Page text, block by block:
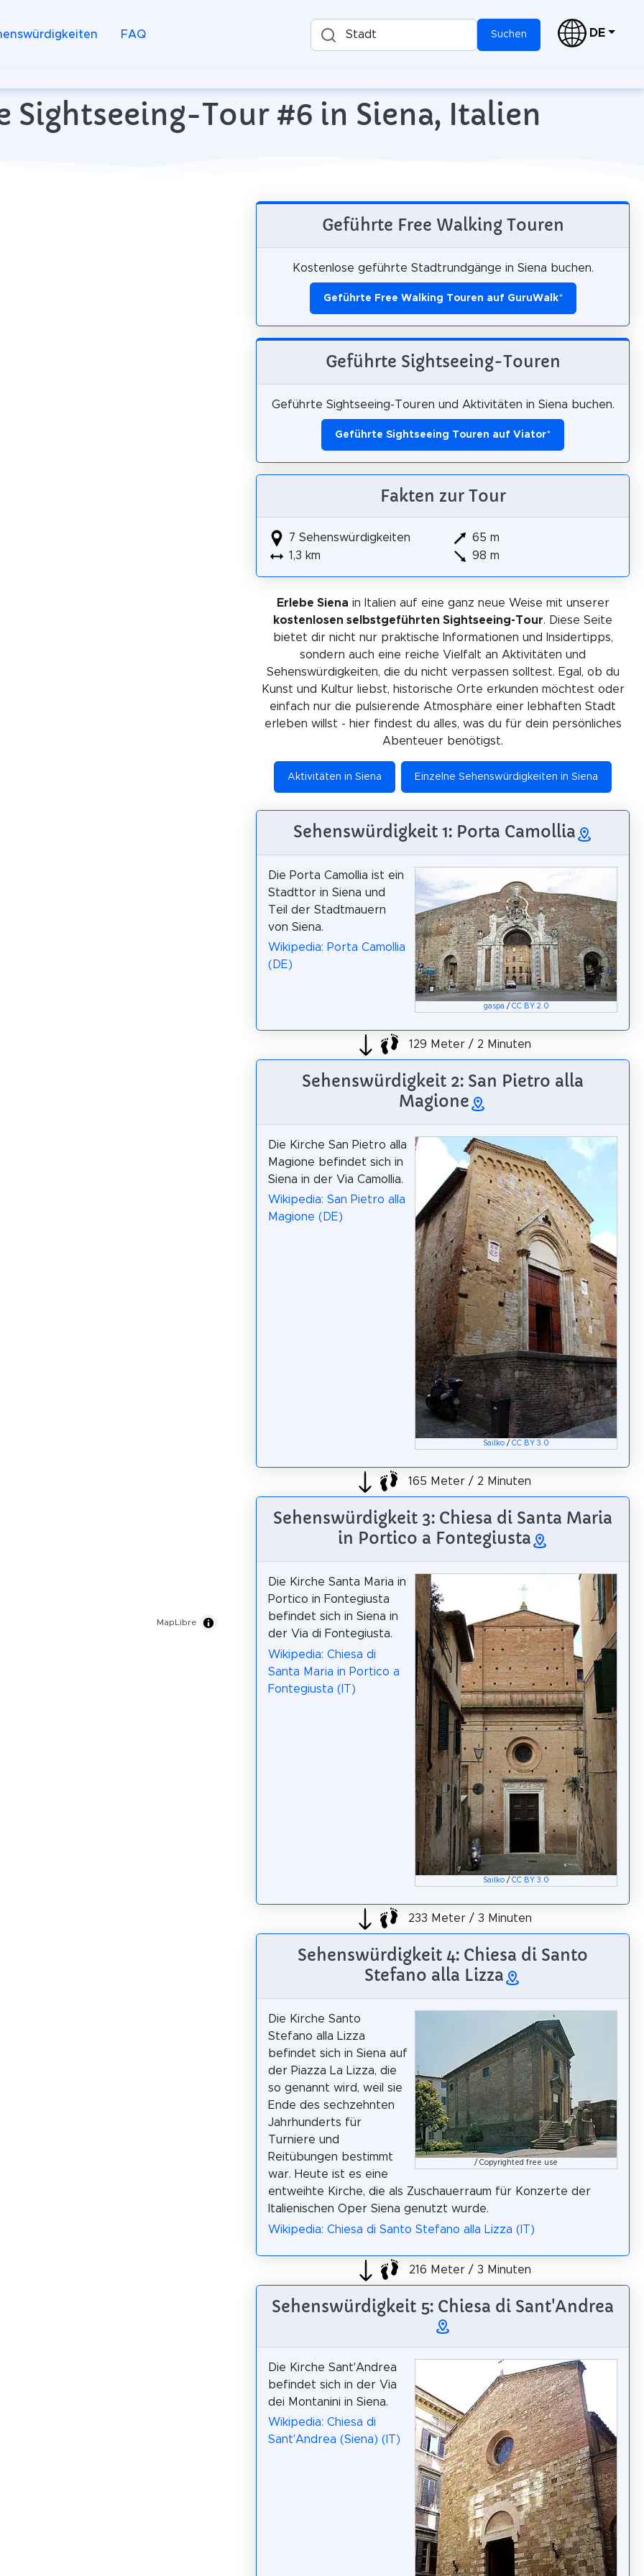
FAQ Stadt Suchen DE
Tour #6 in Siena, Italien
MapLibre
Geführte Free Walking Touren
Kostenlose geführte Stadtrundgänge in Siena buchen.
Geführte Free Walking Touren auf GuruWalk*
Geführte Sightseeing-Touren
Geführte Sightseeing-Touren und Aktivitäten in Siena buchen.
Geführte Sightseeing Touren auf Viator*
Fakten zur Tour
7 Sehenswürdigkeiten
1,3 km
65 m
98 m
Erlebe Siena in Italien auf eine ganz neue Weise mit unserer
kostenlosen selbstgeführten Sightseeing-Tour. Diese Seite
bietet dir nicht nur praktische Informationen und Insidertipps,
sondern auch eine reiche Vielfalt an Aktivitäten und
Sehenswürdigkeiten, die du nicht verpassen solltest. Egal, ob du
Kunst und Kultur liebst, historische Orte erkunden möchtest oder
einfach nur die pulsierende Atmosphäre einer lebhaften Stadt
erleben willst - hier findest du alles, was du für dein persönliches
Abenteuer benötigst.
Aktivitäten in Siena Einzelne Sehenswürdigkeiten in Siena
Sehenswürdigkeit 1: Porta Camollia
gaspa / CC BY 2.0
Die Porta Camollia ist ein
Stadttor in Siena und
Teil der Stadtmauern
von Siena.
Wikipedia: Porta Camollia
(DE)
129 Meter / 2 Minuten
Sehenswürdigkeit 2: San Pietro alla
Magione
Sailko /CC BY 3.0
Die Kirche San Pietro alla
Magione befindet sich in
Siena in der Via Camollia.
Wikipedia: San Pietro alla
Magione (DE)
165 Meter / 2 Minuten
Sehenswürdigkeit 3: Chiesa di Santa Maria
in Portico a Fontegiusta
Sailko /CC BY 3.0
Die Kirche Santa Maria in
Portico in Fontegiusta
befindet sich in Siena in
der Via di Fontegiusta.
Wikipedia: Chiesa di
Santa Maria in Portico a
Fontegiusta (IT)
233 Meter / 3 Minuten
Sehenswürdigkeit 4: Chiesa di Santo
Stefano alla Lizza
/ Copyrighted free use
Die Kirche Santo
Stefano alla Lizza
befindet sich in Siena auf
der Piazza La Lizza, die
so genannt wird, weil sie
Ende des sechzehnten
Jahrhunderts für
Turniere und
Reitübungen bestimmt
war. Heute ist es eine
entweihte Kirche, die als Zuschauerraum für Konzerte der
Italienischen Oper Siena genutzt wurde.
Wikipedia: Chiesa di Santo Stefano alla Lizza (IT)
216 Meter / 3 Minuten
Sehenswürdigkeit 5: Chiesa di Sant'Andrea
Die Kirche Sant'Andrea
befindet sich in der Via
dei Montanini in Siena.
Wikipedia: Chiesa di
Sant'Andrea (Siena) (IT)